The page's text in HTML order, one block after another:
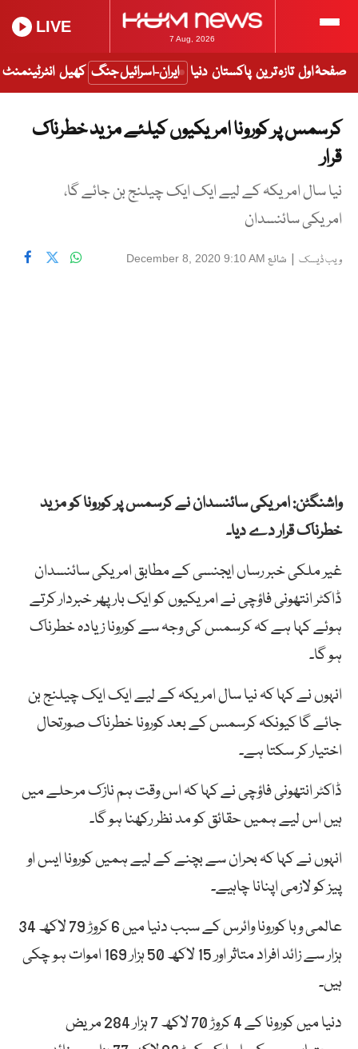
7 Aug, 2026
LIVE
صفحۂ اول تازہ ترین پاکستان دنیا ایران-اسرائیل جنگ کھیل انٹرٹینمنٹ
کرسمس پر کورونا امریکیوں کیلئے مزید خطرناک
قرار
نیا سال امریکہ کے لیے ایک ایک چیلنج بن جائے گا،
امریکی سائنسدان
ویب ڈیسک | شائع December 8, 2020 9:10 AM
واشنگٹن: امریکی سائنسدان نے کرسمس پر کورونا کو مزید
خطرناک قرار دے دیا۔
غیر ملکی خبر رساں ایجنسی کے مطابق امریکی سائنسدان
ڈاکٹر انتھونی فاؤچی نے امریکیوں کو ایک بار پھر خبردار کرتے
ہوئے کہا ہے کہ کرسمس کی وجہ سے کورونا زیادہ خطرناک
ہو گا۔
انہوں نے کہا کہ نیا سال امریکہ کے لیے ایک ایک چیلنج بن
جائے گا کیونکہ کرسمس کے بعد کورونا خطرناک صورتحال
اختیار کر سکتا ہے۔
ڈاکٹر انتھونی فاؤچی نے کہا کہ اس وقت ہم نازک مرحلے میں
ہیں اس لیے ہمیں حقائق کو مد نظر رکھنا ہو گا۔
انہوں نے کہا کہ بحران سے بچنے کے لیے ہمیں کورونا ایس او
پیز کو لازمی اپنانا چاہیے۔
عالمی وبا کورونا وائرس کے سبب دنیا میں 6 کروڑ 79 لاکھ 34
ہزار سے زائد افراد متاثر اور 15 لاکھ 50 ہزار 169 اموات ہو چکی
ہیں۔
دنیا میں کورونا کے 4 کروڑ 70 لاکھ 7 ہزار 284 مریض